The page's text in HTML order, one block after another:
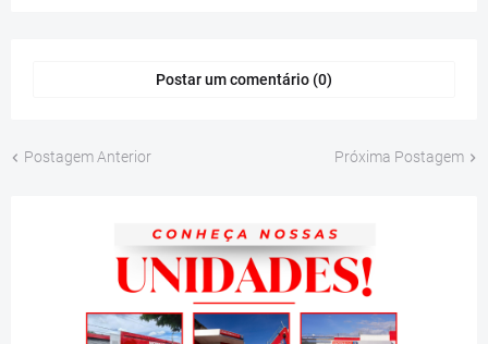
Postar um comentário (0)
Postagem Anterior Próxima Postagem